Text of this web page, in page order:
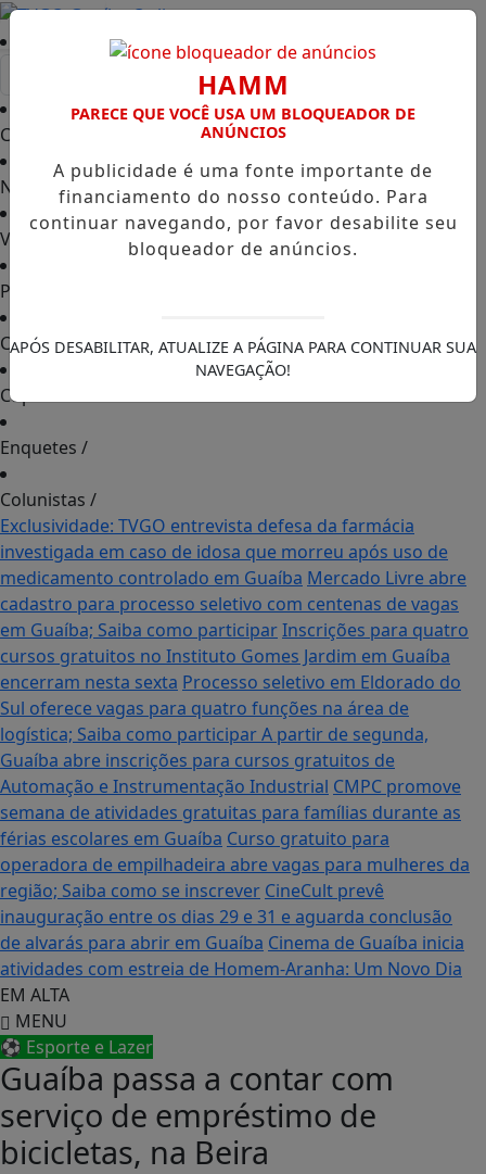
Capa
Notícias/
Vídeos TVGO
PODCAST
Contato/
Cupons de Desconto
Enquetes /
Colunistas /
Exclusividade: TVGO entrevista defesa da farmácia
investigada em caso de idosa que morreu após uso de
medicamento controlado em Guaíba Mercado Livre abre
cadastro para processo seletivo com centenas de vagas
em Guaíba; Saiba como participarInscrições para quatro
cursos gratuitos no Instituto Gomes Jardim em Guaíba
encerram nesta sexta Processo seletivo em Eldorado do
Sul oferece vagas para quatro funções na área de
logística; Saiba como participarA partir de segunda,
Guaíba abre inscrições para cursos gratuitos de
Automação e Instrumentação Industrial CMPC promove
semana de atividades gratuitas para famílias durante as
férias escolares em Guaíba Curso gratuito para
operadora de empilhadeira abre vagas para mulheres da
região; Saiba como se inscrever CineCult prevê
inauguração entre os dias 29 e 31 e aguarda conclusão
de alvarás para abrir em Guaíba Cinema de Guaíba inicia
atividades com estreia de Homem-Aranha: Um Novo Dia
EM ALTA
MENU
⚽ Esporte e Lazer
Guaíba passa a contar com
serviço de empréstimo de
bicicletas, na Beira
HAMM
PARECE QUE VOCÊ USA UM BLOQUEADOR DE
ANÚNCIOS
A publicidade é uma fonte importante de
financiamento do nosso conteúdo. Para
continuar navegando, por favor desabilite seu
bloqueador de anúncios.
APÓS DESABILITAR, ATUALIZE A PÁGINA PARA CONTINUAR SUA
NAVEGAÇÃO!